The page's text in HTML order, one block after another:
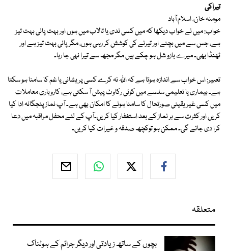
تیراکی
مومنہ خان، اسلام آباد
خواب: میں نے خواب دیکھا کہ میں کسی ندی یا تالاب میں ہوں اور بہت پانی بہت تیز
ہے، جس سے میں بچنے اور تیرنے کی کوشش کر رہی ہوں، مگر پانی بہت تیز ہے اور
ٹھنڈا بھی۔ میرے بازو شل ہو چکے ہیں مگر مجھ سے تیرا نہی جا رہا۔
تعبیر: اس خواب سے اندازہ ہوتا ہے کہ اللہ نہ کرے کسی پریشانی یا غم کا سامنا ہو سکتا
ہے۔ بیماری یا تعلیمی سلسے میں کوئی رکاوٹ پیش آ سکتی ہے، کاروباری معاملات
میں کسی غیر یقینی صورتحال کا سامنا ہونے کا امکان بھی ہے۔ آپ نماز پنجگانہ ادا کیا
کریں اور کثرت سے ہر نماز کے بعد استغفار کیا کریں۔آپ کے لئے محفل مراقبہ میں دعا
کرا دی جائے گی۔ ممکن ہو توکچھ صدقہ و خیرات کیا کریں۔
متعلقہ
بچوں کے ساتھ زیادتی اور دیگر جرائم کے ہولناک